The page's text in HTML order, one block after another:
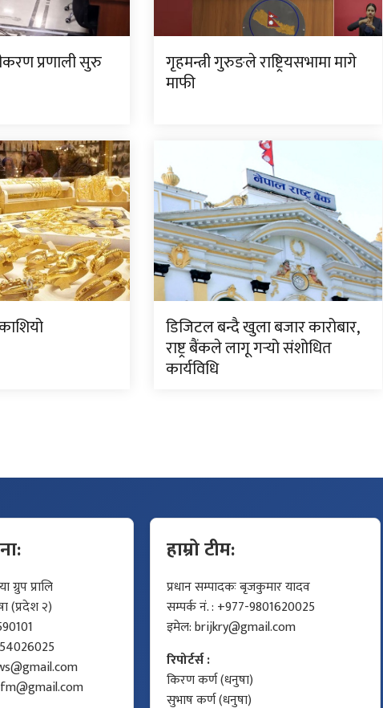
प्रणाली सुरु गृहमन्त्री गुरुङले राष्ट्रियसभामा मागे
माफी
डिजिटल बन्दै खुला बजार कारोबार,
राष्ट्र बैंकले लागू गर्‍यो संशोधित
कार्यविधि
प्रालि
(प्रदेश २)
हाम्रो टीम:
प्रधान सम्पादकः बृजकुमार यादव
सम्पर्क नं. : +977-9801620025
इमेल:brijkry@gmail.com
रिपोर्टर्स :
किरण कर्ण (धनुषा)
सुभाष कर्ण (धनुषा)